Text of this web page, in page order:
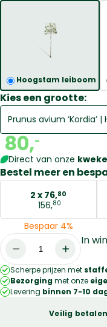
Hoogstam leiboom
Kies een grootte:
Prunus avium
Prunus avium
80,-
Direct van onze
Bestel meer en
2 x 76,80
156,80
Bespaar 4%
Prunus
'Kordia'
|
leiboom
In
Scherpe prijzen met
Bezorgingmet onze
Levering binnen 7-10
Veilig